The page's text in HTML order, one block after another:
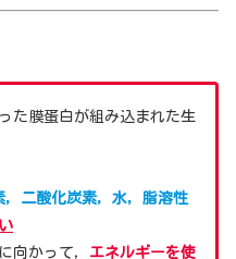
た膜蛋白が組み込まれた生
，二酸化炭素，水，脂溶性
に向かって， エネルギーを使